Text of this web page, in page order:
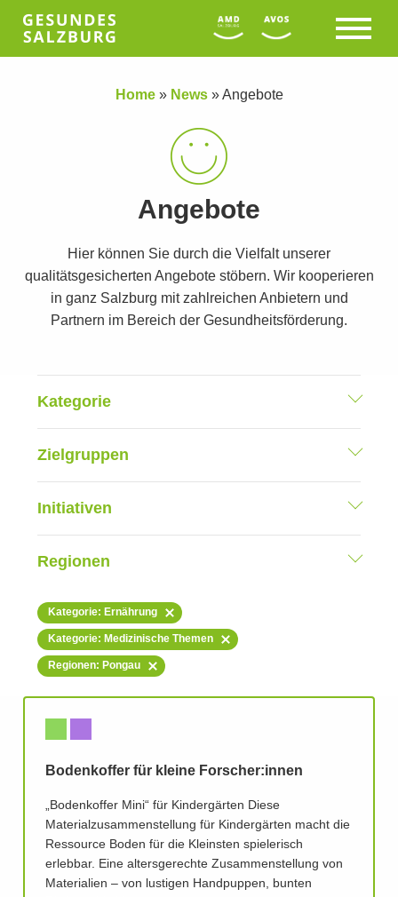
Home» News»Angebote
Angebote
Hier können Sie durch die Vielfalt unserer
qualitätsgesicherten Angebote stöbern. Wir kooperieren
in ganz Salzburg mit zahlreichen Anbietern und
Partnern im Bereich der Gesundheitsförderung.
Kategorie
Zielgruppen
Initiativen
Regionen
Kategorie: Ernährung
Kategorie: Medizinische Themen
Regionen: Pongau
Bodenkoffer für kleine Forscher:innen
„Bodenkoffer Mini“ für Kindergärten Diese
Materialzusammenstellung für Kindergärten macht die
Ressource Boden für die Kleinsten spielerisch
erlebbar. Eine altersgerechte Zusammenstellung von
Materialien – von lustigen Handpuppen, bunten